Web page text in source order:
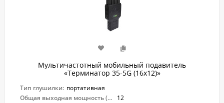
Мультичастотный мобильный подавитель
«Терминатор 35-5G (16х12)»
Тип глушилки: портативная
Общая выходная мощность (Вт):
12